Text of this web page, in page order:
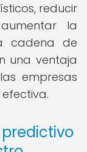
reducir
la
cadena de
una ventaja
empresas